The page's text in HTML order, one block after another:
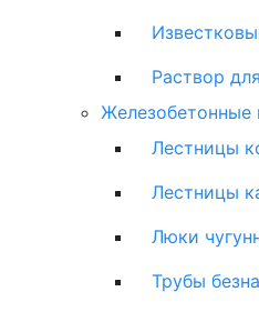
Раствор
Железобетонные
Лестницы
Лестницы
Люки
Трубы